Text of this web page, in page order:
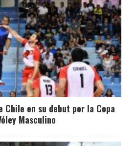
Chile en su debut por la Copa
Masculino